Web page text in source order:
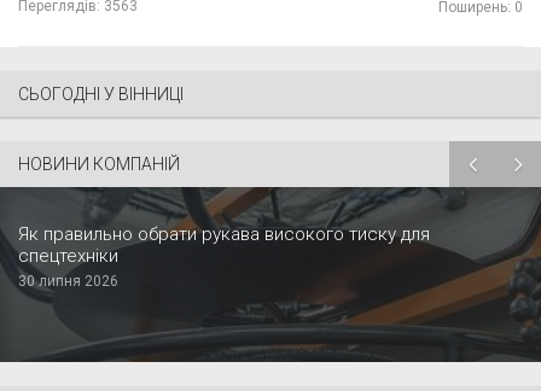
Переглядів: 3563 Поширень: 0
СЬОГОДНІ У ВІННИЦІ
НОВИНИ КОМПАНІЙ
Як правильно обрати рукава високого тиску для
спецтехніки
30 липня 2026